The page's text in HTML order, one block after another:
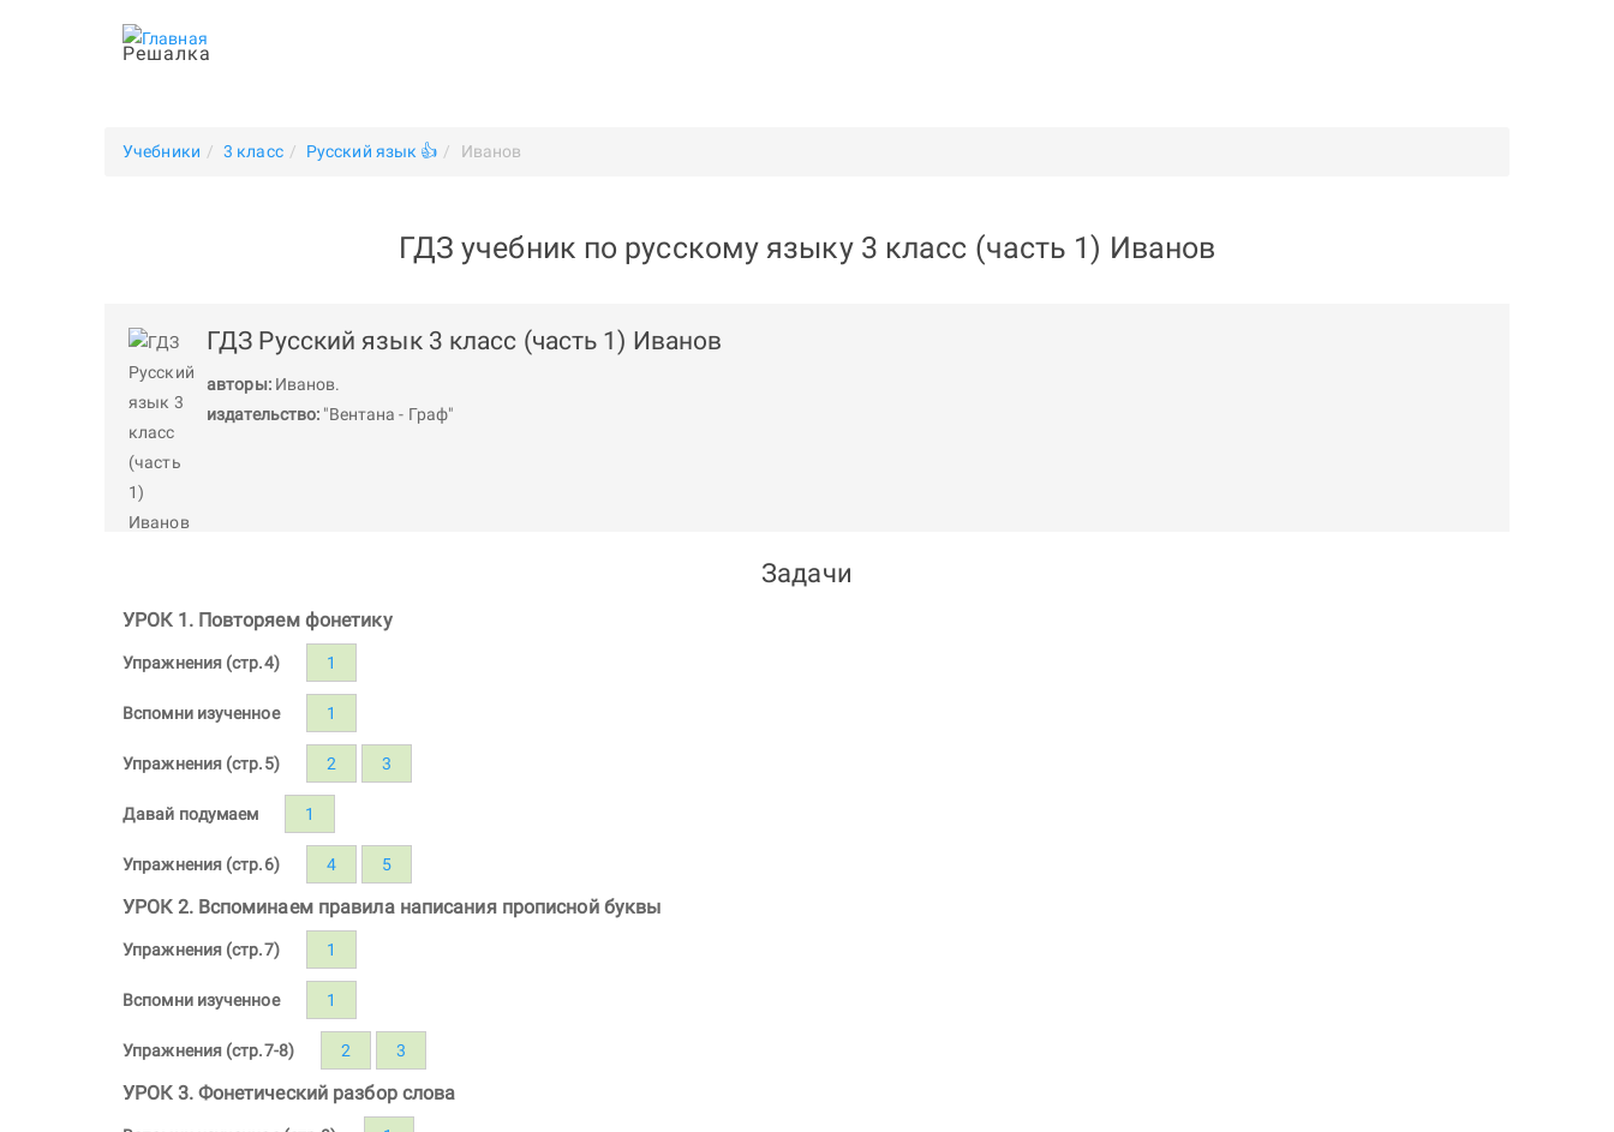
Решалка
Учебники 3 класс Русский язык 👍 Иванов
ГДЗ учебник по русскому языку 3 класс (часть 1) Иванов
ГДЗ Русский язык 3 класс (часть 1) Иванов
авторы: Иванов.
издательство: "Вентана - Граф"
Задачи
УРОК 1. Повторяем фонетику
Упражнения (стр.4) 1
Вспомни изученное 1
Упражнения (стр.5) 2 3
Давай подумаем 1
Упражнения (стр.6) 4 5
УРОК 2. Вспоминаем правила написания прописной буквы
Упражнения (стр.7) 1
Вспомни изученное 1
Упражнения (стр.7-8) 2 3
УРОК 3. Фонетический разбор слова